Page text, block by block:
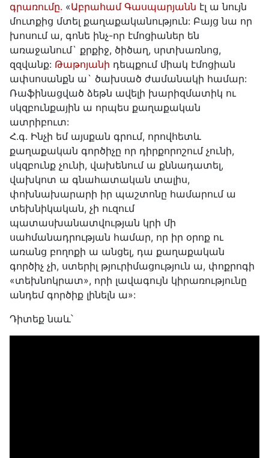
գրառումը․ «Աբրահամ Գասպարյանն էլ ա նույն
մուտքից մտել քաղաքականություն: Բայց նա որ
խոսում ա, գոնե ինչ-որ էմոցիաներ են
առաջանում` քրքիջ, ծիծաղ, սրտխառնոց,
զզվանք: Թաթոյանի դեպքում միակ էմոցիան
ափսոսանքն ա` ծախսած ժամանակի համար:
Ռաֆինացված ձեթն ավելի խարիզմատիկ ու
սկզբունքային ա որպես քաղաքական
ատրիբուտ:
Հ.գ. Ինչի եմ այսքան գրում, որովհետև
քաղաքական գործիչը որ դիրքորոշում չունի,
սկզբունք չունի, վախենում ա քննադատել,
վախկոտ ա գնահատական տալիս,
փոխնախարարի իր պաշտոնը համարում ա
տեխնիկական, չի ուզում
պատասխանատվության կրի մի
սահմանադրության համար, որ իր օրոք ու
առանց բողոքի ա անցել, դա քաղաքական
գործիչ չի, ստերիլ թյուրիմացություն ա, փոքրոգի
«տեխնոկրատ», որի լավագույն կիրառությունը
անդեմ գործիք լինելն ա»:
Դիտեք նաև՝